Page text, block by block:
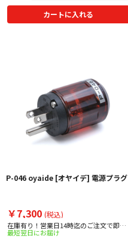
カートに入れる
P-046 oyaide [オヤイデ] 電源プラグ
￥7,300 (税込)
在庫有り！営業日14時迄のご注文で即日
出荷！
最短翌日にお届け